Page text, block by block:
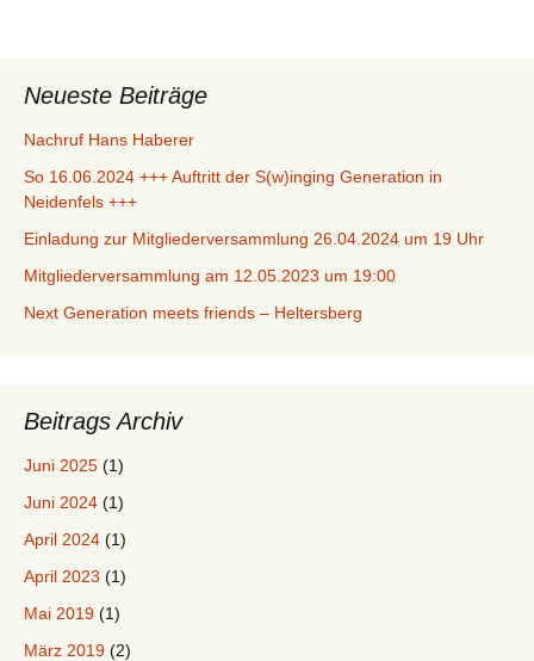
Neueste Beiträge
Nachruf Hans Haberer
So 16.06.2024 +++ Auftritt der S(w)inging Generation in
Neidenfels +++
Einladung zur Mitgliederversammlung 26.04.2024 um 19 Uhr
Mitgliederversammlung am 12.05.2023 um 19:00
Next Generation meets friends – Heltersberg
Beitrags Archiv
Juni 2025 (1)
Juni 2024 (1)
April 2024 (1)
April 2023 (1)
Mai 2019 (1)
März 2019 (2)